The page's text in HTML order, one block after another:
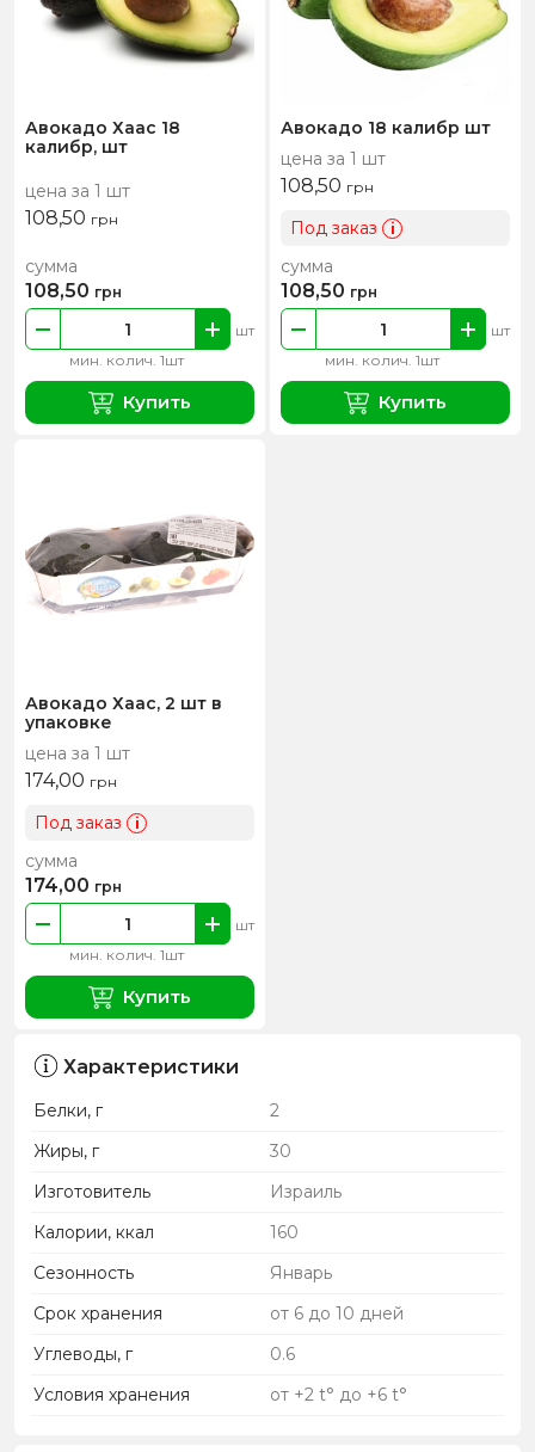
Авокадо Хаас 18
калибр, шт
цена за 1 шт
108,50 грн
мин. колич. 1шт
шт
сумма
108,50 грн
Купить
Авокадо 18 калибр шт
цена за 1 шт
108,50 грн
Под заказ i
мин. колич. 1шт
шт
сумма
108,50 грн
Купить
Авокадо Хаас, 2 шт в
упаковке
цена за 1 шт
174,00 грн
Под заказ i
мин. колич. 1шт
шт
сумма
174,00 грн
Купить
Характеристики
Белки, г
2
Жиры, г
30
Изготовитель
Израиль
Калории, ккал
160
Сезонность
Январь
Срок хранения
от 6 до 10 дней
Углеводы, г
0.6
Условия хранения
от +2 t° до +6 t°